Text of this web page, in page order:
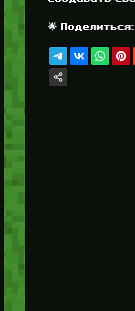
🌟 Поделиться: